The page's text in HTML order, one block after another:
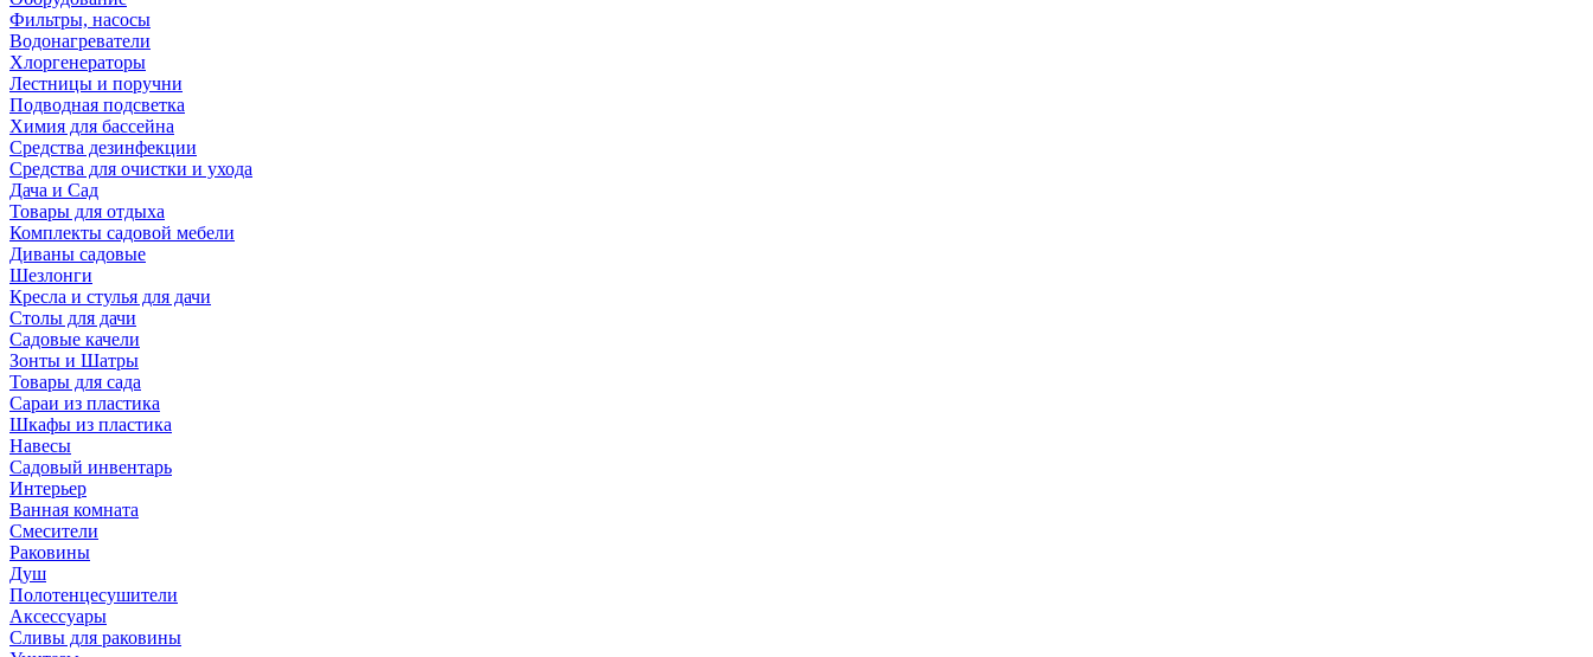
Фильтры, насосы
Водонагреватели
Хлоргенераторы
Лестницы и поручни
Подводная подсветка
Химия для бассейна
Средства дезинфекции
Средства для очистки и ухода
Дача и Сад
Товары для отдыха
Комплекты садовой мебели
Диваны садовые
Шезлонги
Кресла и стулья для дачи
Столы для дачи
Садовые качели
Зонты и Шатры
Товары для сада
Сараи из пластика
Шкафы из пластика
Навесы
Садовый инвентарь
Интерьер
Ванная комната
Смесители
Раковины
Душ
Полотенцесушители
Аксессуары
Сливы для раковины